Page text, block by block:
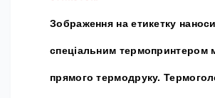
Зображення на етикетку
спеціальним термопринтером
прямого термодруку.